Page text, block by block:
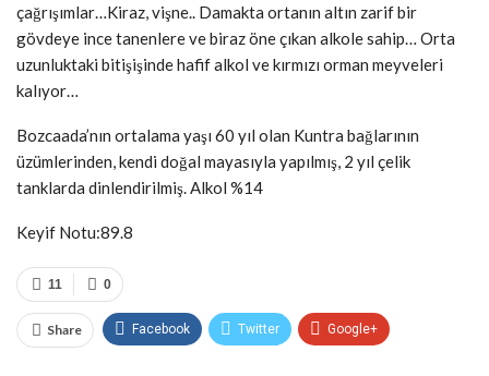
çağrışımlar…Kiraz, vişne.. Damakta ortanın altın zarif bir
gövdeye ince tanenlere ve biraz öne çıkan alkole sahip… Orta
uzunluktaki bitişişinde hafif alkol ve kırmızı orman meyveleri
kalıyor…
Bozcaada’nın ortalama yaşı 60 yıl olan Kuntra bağlarının
üzümlerinden, kendi doğal mayasıyla yapılmış, 2 yıl çelik
tanklarda dinlendirilmiş. Alkol %14
Keyif Notu:89.8
0
11
Share Facebook Twitter Google+